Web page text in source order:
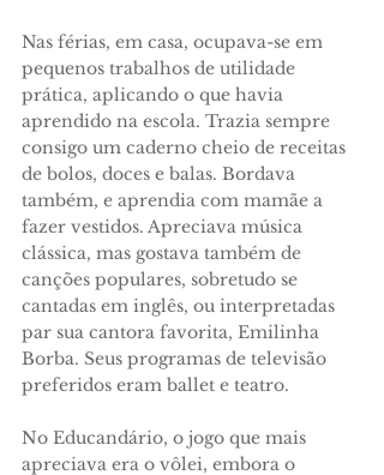
Nas férias, em casa, ocupava-se em
pequenos trabalhos de utilidade
prática, aplicando o que havia
aprendido na escola. Trazia sempre
consigo um ca­derno cheio de receitas
de bolos, doces e balas. Bor­dava
também, e aprendia com mamãe a
fazer vesti­dos. Apreciava música
clássica, mas gostava também de
canções populares, sobretudo se
cantadas em in­glês, ou interpretadas
par sua cantora favorita, Emi­linha
Borba. Seus programas de televisão
preferidos eram ballet e teatro.
No Educandário, o jogo que mais
apreciava era o vôlei, embora o